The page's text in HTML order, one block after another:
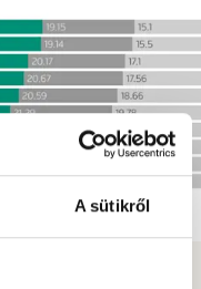
A sütikről